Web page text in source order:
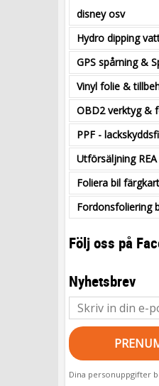
disney osv
Hydro dipping
GPS spårning &
Vinyl folie &
OBD2 verktyg &
PPF -
Utförsäljning REA
Foliera bil
Fordonsfoliering
Följ oss på
Nyhetsbrev
Dina personuppgifter